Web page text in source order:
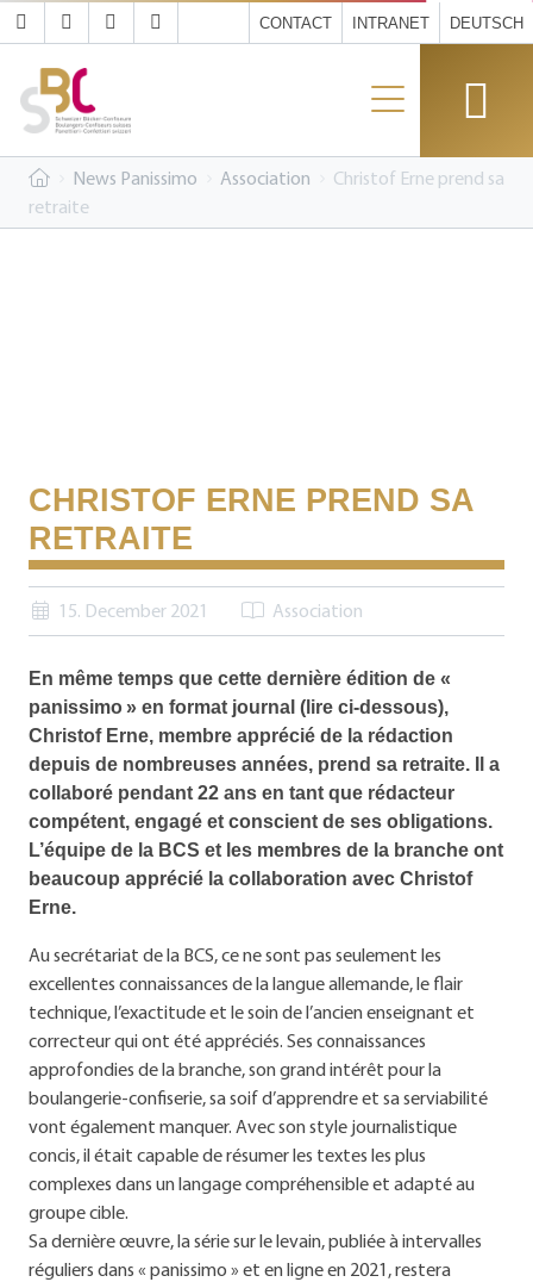
CONTACT INTRANET DEUTSCH
News Panissimo Association
Christof Erne prend sa
retraite
CHRISTOF ERNE PREND SA
RETRAITE
15. December 2021 Association
En même temps que cette dernière édition de «
panissimo » en format journal (lire ci-dessous),
Christof Erne, membre apprécié de la rédaction
depuis de nombreuses années, prend sa retraite. Il a
collaboré pendant 22 ans en tant que rédacteur
compétent, engagé et conscient de ses obligations.
L’équipe de la BCS et les membres de la branche ont
beaucoup apprécié la collaboration avec Christof
Erne.
Au secrétariat de la BCS, ce ne sont pas seulement les
excellentes connaissances de la langue allemande, le flair
technique, l’exactitude et le soin de l’ancien enseignant et
correcteur qui ont été appréciés. Ses connaissances
approfondies de la branche, son grand intérêt pour la
boulangerie-confiserie, sa soif d’apprendre et sa serviabilité
vont également manquer. Avec son style journalistique
concis, il était capable de résumer les textes les plus
complexes dans un langage compréhensible et adapté au
groupe cible.
Sa dernière œuvre, la série sur le levain, publiée à intervalles
réguliers dans « panissimo » et en ligne en 2021, restera